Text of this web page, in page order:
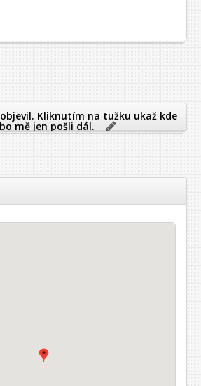
Kliknutím na tužku ukaž kde
mě jen pošli dál.